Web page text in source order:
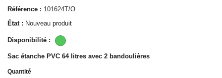
Référence : 101624T/O
État : Nouveau produit
Disponibilité :
Sac étanche PVC 64 litres avec 2 bandoulières
Quantité